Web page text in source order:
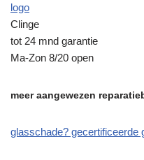
logo
Clinge
tot 24 mnd garantie
Ma-Zon 8/20 open
meer aangewezen
glasschade? gecertificeerde